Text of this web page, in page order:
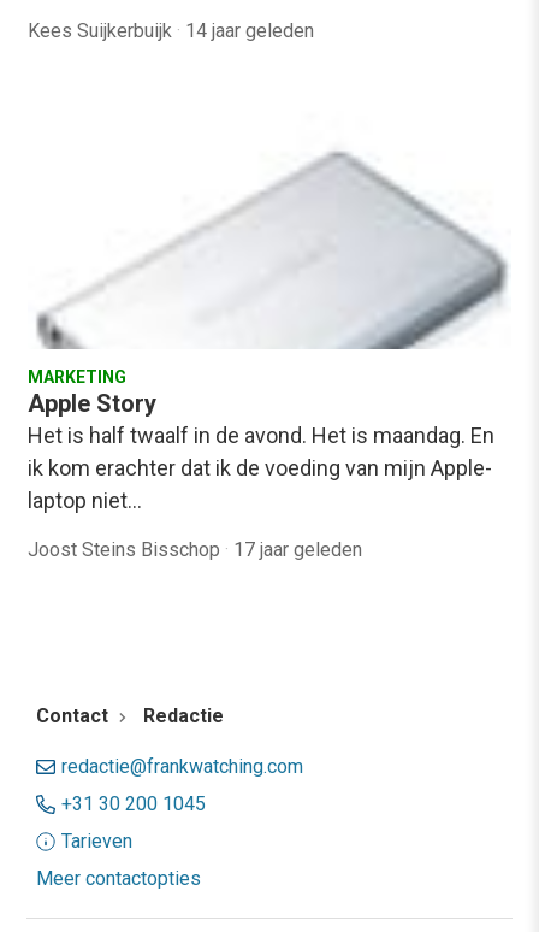
Kees Suijkerbuijk · 14 jaar geleden
MARKETING
Apple Story
Het is half twaalf in de avond. Het is maandag. En
ik kom erachter dat ik de voeding van mijn Apple-
laptop niet…
Joost Steins Bisschop · 17 jaar geleden
Contact Redactie
redactie@frankwatching.com
+31 30 200 1045
Tarieven
Meer contactopties